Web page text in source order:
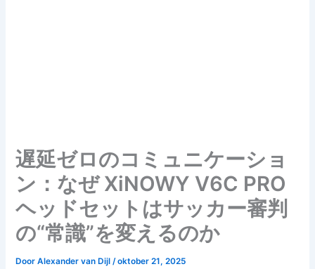
遅延ゼロのコミュニケーショ
ン：なぜ XiNOWY V6C PRO
ヘッドセットはサッカー審判
の“常識”を変えるのか
DoorAlexander van Dijl/oktober 21, 2025